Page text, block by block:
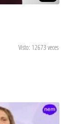
Visto: 12673 veces